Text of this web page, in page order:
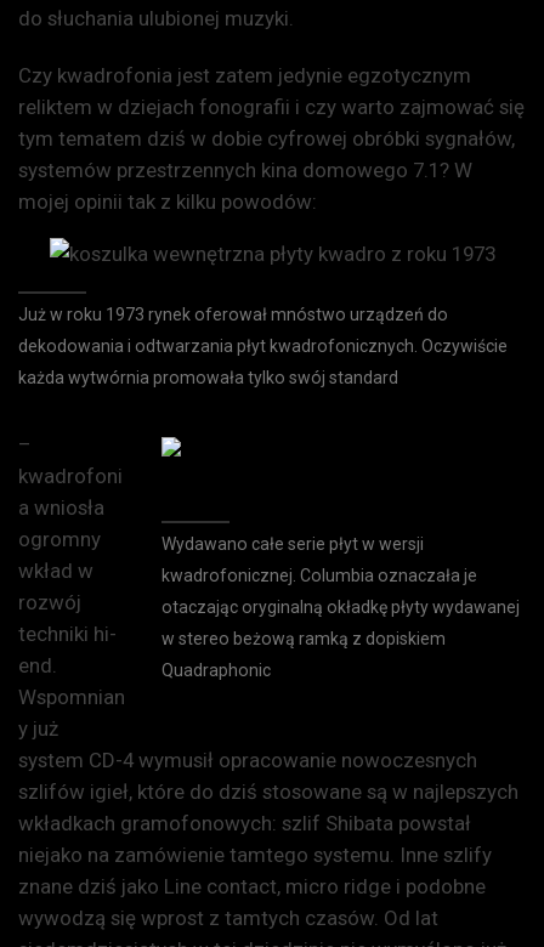
do słuchania ulubionej muzyki.
Czy kwadrofonia jest zatem jedynie egzotycznym
reliktem w dziejach fonografii i czy warto zajmować się
tym tematem dziś w dobie cyfrowej obróbki sygnałów,
systemów przestrzennych kina domowego 7.1? W
mojej opinii tak z kilku powodów:
Już w roku 1973 rynek oferował mnóstwo urządzeń do
dekodowania i odtwarzania płyt kwadrofonicznych. Oczywiście
każda wytwórnia promowała tylko swój standard
Wydawano całe serie płyt w wersji
kwadrofonicznej. Columbia oznaczała je
otaczając oryginalną okładkę płyty wydawanej
w stereo beżową ramką z dopiskiem
Quadraphonic
–
kwadrofoni
a wniosła
ogromny
wkład w
rozwój
techniki hi-
end.
Wspomnian
y już
system CD-4 wymusił opracowanie nowoczesnych
szlifów igieł, które do dziś stosowane są w najlepszych
wkładkach gramofonowych: szlif Shibata powstał
niejako na zamówienie tamtego systemu. Inne szlify
znane dziś jako Line contact, micro ridge i podobne
wywodzą się wprost z tamtych czasów. Od lat